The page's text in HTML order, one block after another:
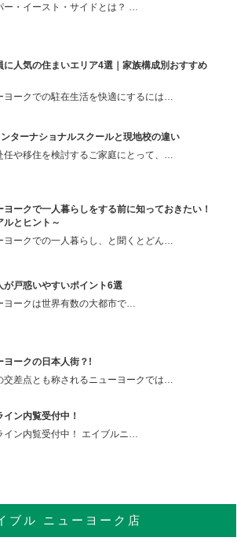
ー・イースト・サイドとは？ …
に人気の住まいエリア4選｜家族構成別おすすめ
ヨークでの駐在生活を快適にするには…
ンターナショナルスクールと現地校の違い
任や移住を検討するご家庭にとって、…
ヨークで一人暮らしをする前に知っておきたい！
ルとヒント～
ヨークでの一人暮らし、と聞くとどん…
が戸惑いやすいポイント6選
ヨークは世界有数の大都市で…
ヨークの日本人街？!
交差点とも称されるニューヨークでは…
イン内覧受付中！
イン内覧受付中！ エイブルニ…
ブル ニューヨーク店